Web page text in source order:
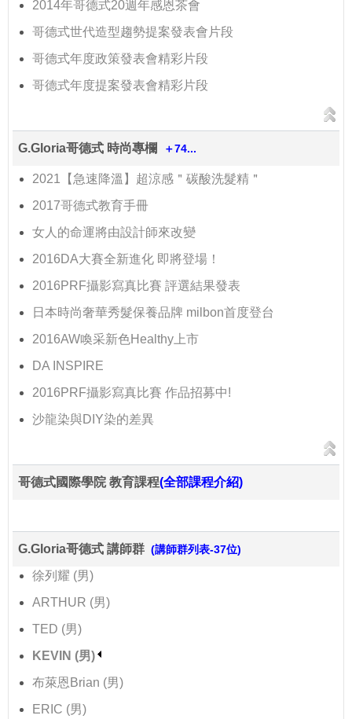
2014年哥德式20週年感恩茶會
哥德式世代造型趨勢提案發表會片段
哥德式年度政策發表會精彩片段
哥德式年度提案發表會精彩片段
G.Gloria哥德式 時尚專欄 ＋74...
2021【急速降溫】超涼感＂碳酸洗髮精＂
2017哥德式教育手冊
女人的命運將由設計師來改變
2016DA大賽全新進化 即將登場！
2016PRF攝影寫真比賽 評選結果發表
日本時尚奢華秀髮保養品牌 milbon首度登台
2016AW喚采新色Healthy上市
DA INSPIRE
2016PRF攝影寫真比賽 作品招募中!
沙龍染與DIY染的差異
哥德式國際學院 教育課程(全部課程介紹)
G.Gloria哥德式 講師群 (講師群列表-37位)
徐列耀 (男)
ARTHUR (男)
TED (男)
KEVIN (男)
布萊恩Brian (男)
ERIC (男)